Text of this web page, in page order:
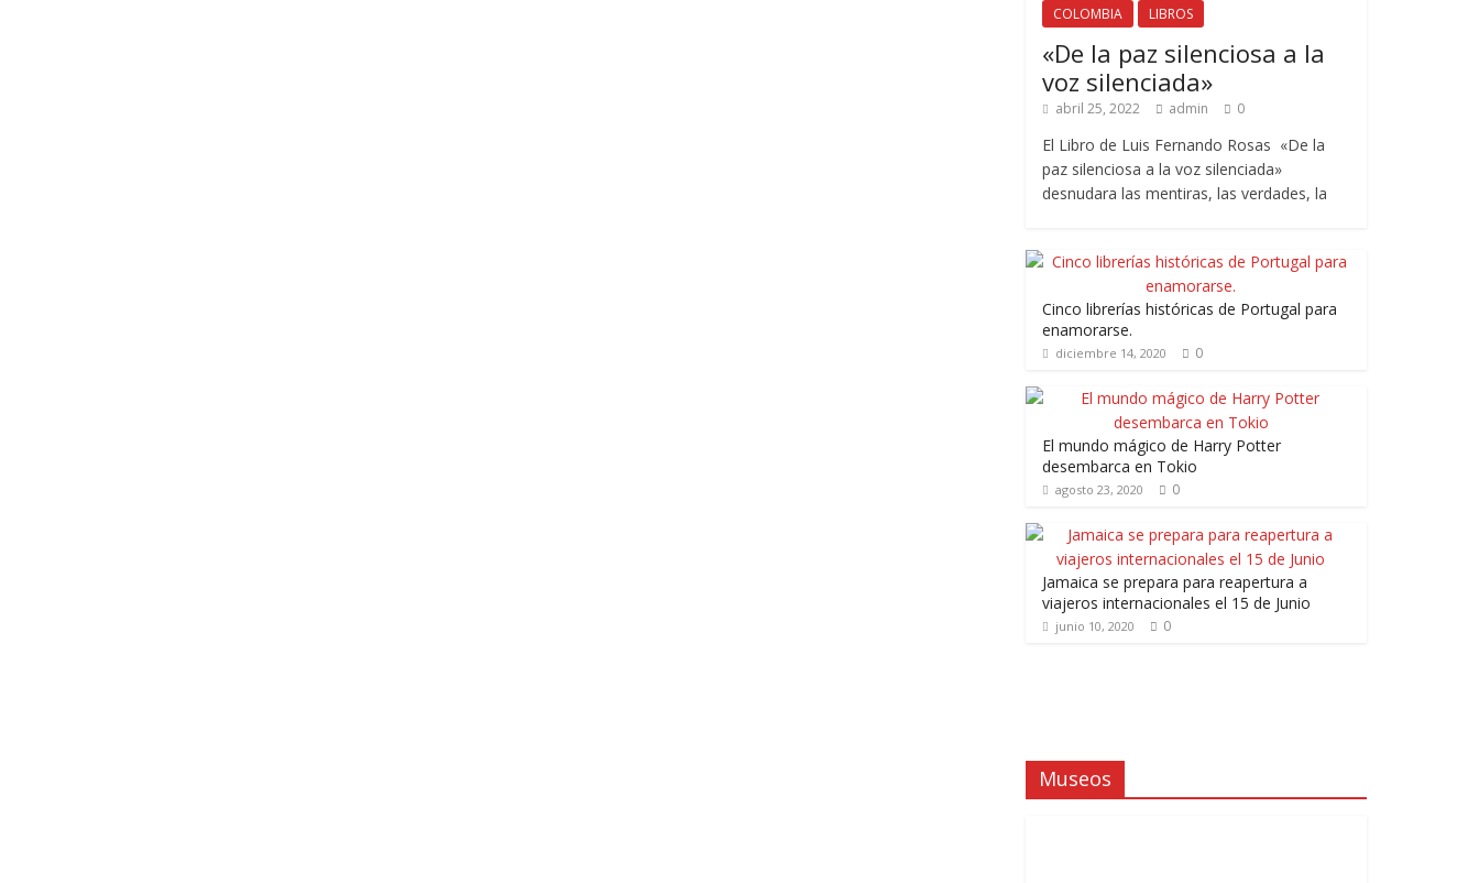
COLOMBIA LIBROS
«De la paz silenciosa a la
voz silenciada»
abril 25, 2022 admin 0
El Libro de Luis Fernando Rosas «De la
paz silenciosa a la voz silenciada»
desnudara las mentiras, las verdades, la
Cinco librerías históricas de Portugal para
enamorarse.
diciembre 14, 2020 0
El mundo mágico de Harry Potter
desembarca en Tokio
agosto 23, 2020 0
Jamaica se prepara para reapertura a
viajeros internacionales el 15 de Junio
junio 10, 2020 0
Museos